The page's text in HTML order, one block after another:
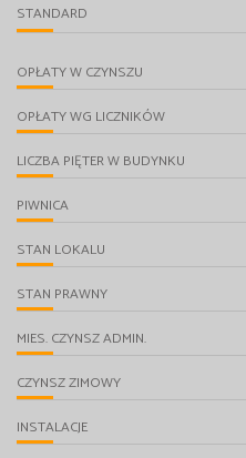
STANDARD
OPŁATY W CZYNSZU
OPŁATY WG LICZNIKÓW
LICZBA PIĘTER W BUDYNKU
PIWNICA
STAN LOKALU
STAN PRAWNY
MIES. CZYNSZ ADMIN.
CZYNSZ ZIMOWY
INSTALACJE